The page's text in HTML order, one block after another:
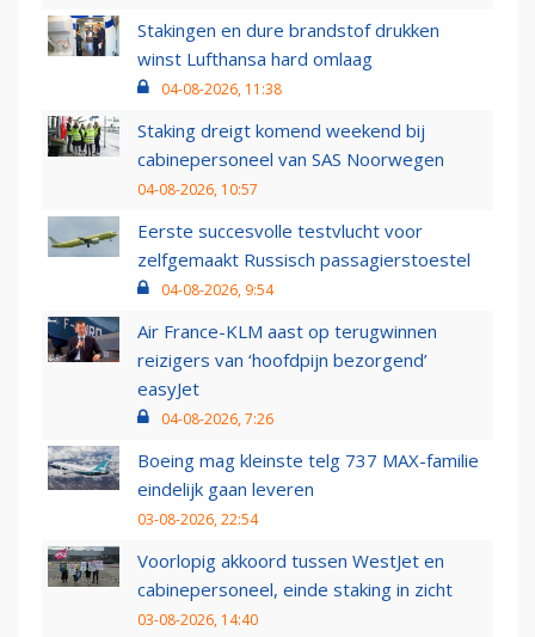
Stakingen en dure brandstof drukken
winst Lufthansa hard omlaag
04-08-2026, 11:38
Staking dreigt komend weekend bij
cabinepersoneel van SAS Noorwegen
04-08-2026, 10:57
Eerste succesvolle testvlucht voor
zelfgemaakt Russisch passagierstoestel
04-08-2026, 9:54
Air France-KLM aast op terugwinnen
reizigers van ‘hoofdpijn bezorgend’
easyJet
04-08-2026, 7:26
Boeing mag kleinste telg 737 MAX-familie
eindelijk gaan leveren
03-08-2026, 22:54
Voorlopig akkoord tussen WestJet en
cabinepersoneel, einde staking in zicht
03-08-2026, 14:40